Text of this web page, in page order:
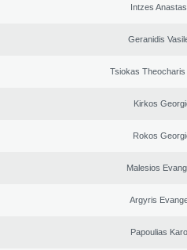
Intzes
Geranidis
Tsiokas
Kirkos
Rokos
Malesios
Argyris
Papoulias